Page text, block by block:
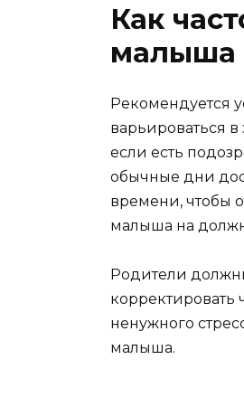
Как
малыша
Рекомендуется
варьироваться
если есть
обычные дни
времени, чтобы
малыша на
Родители
корректировать
ненужного
малыша.